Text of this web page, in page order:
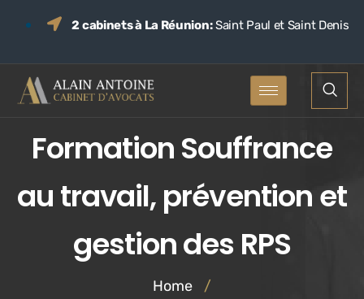
2 cabinets à La Réunion:Saint Paul et Saint Denis
Formation Souffrance
au travail, prévention et
gestion des RPS
Home
/